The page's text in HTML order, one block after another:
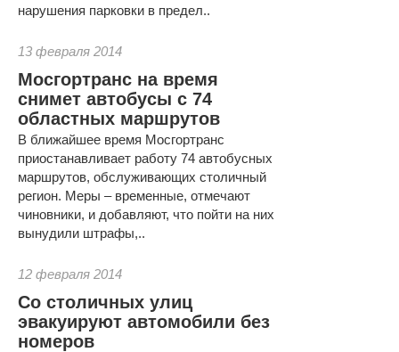
нарушения парковки в предел..
13 февраля 2014
Мосгортранс на время
снимет автобусы с 74
областных маршрутов
В ближайшее время Мосгортранс
приостанавливает работу 74 автобусных
маршрутов, обслуживающих столичный
регион. Меры – временные, отмечают
чиновники, и добавляют, что пойти на них
вынудили штрафы,..
12 февраля 2014
Со столичных улиц
эвакуируют автомобили без
номеров